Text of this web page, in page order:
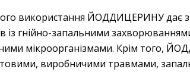
використання ЙОДДИЦЕРИНУ дає
із гнійно-запальними
мікроорганізмами. Крім того,
виробничими травмами,